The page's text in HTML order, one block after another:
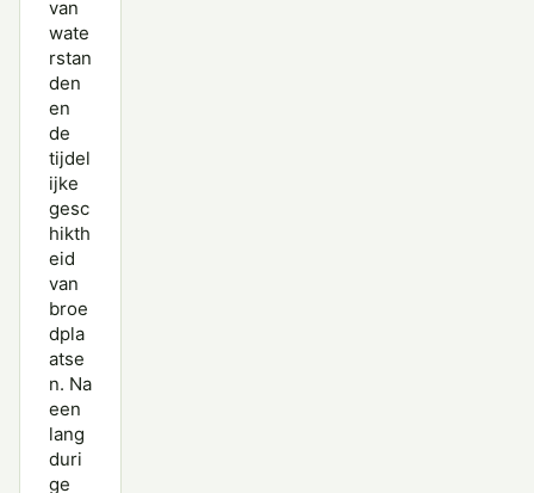
van
wate
rstan
den
en
de
tijdel
ijke
gesc
hikth
eid
van
broe
dpla
atse
n. Na
een
lang
duri
ge